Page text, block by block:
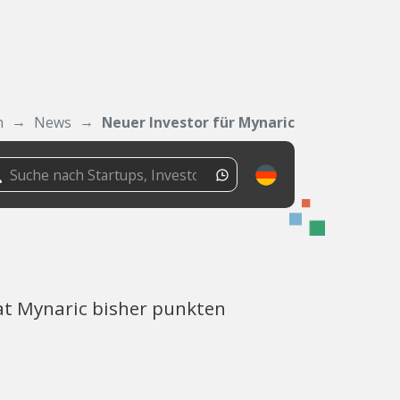
News Neuer Investor für Mynaric
Mynaric bisher punkten